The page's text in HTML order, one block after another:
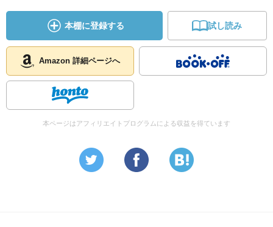
本棚に登録する 試し読み
Amazon 詳細ページへ
本ページはアフィリエイトプログラムによる収益を得ています